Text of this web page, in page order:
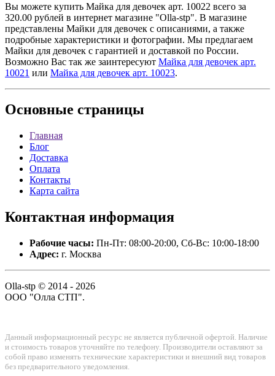
Вы можете купить Майка для девочек арт. 10022 всего за
320.00 рублей в интернет магазине "Olla-stp". В магазине
представлены Майки для девочек с описаниями, а также
подробные характеристики и фотографии. Мы предлагаем
Майки для девочек с гарантией и доставкой по России.
Возможно Вас так же заинтересуют Майка для девочек арт.
10021 или Майка для девочек арт. 10023.
Основные страницы
Главная
Блог
Доставка
Оплата
Контакты
Карта сайта
Контактная информация
Рабочие часы: Пн-Пт: 08:00-20:00, Сб-Вс: 10:00-18:00
Адрес: г. Москва
Olla-stp © 2014 - 2026
ООО "Олла СТП".
Данный информационный ресурс не является публичной офертой. Наличие
и стоимость товаров уточняйте по телефону. Производители оставляют за
собой право изменять технические характеристики и внешний вид товаров
без предварительного уведомления.